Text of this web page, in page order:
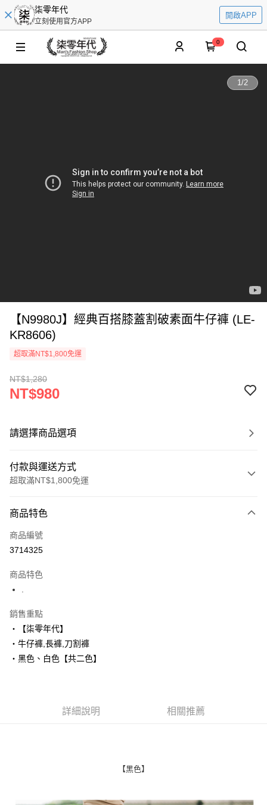
柒零年代
立刻使用官方APP
開啟APP
0
1/2
【N9980J】經典百搭膝蓋割破素面牛仔褲 (LE-
KR8606)
超取滿NT$1,800免運
NT$1,280
NT$980
請選擇商品選項
付款與運送方式
超取滿NT$1,800免運
信用卡一次付款
超商取貨付款
街口支付
悠遊付
Google Pay
AFTEE先享後付是「在收到商品之後才付款」的支付方式。 讓您購物簡單
結帳頁面，進行簡訊認證並確認金額後，即可完成結帳。
先付款後全家取貨
商品特色
商品編號
3714325
商品特色
銷售重點
‧【柒零年代】
‧牛仔褲,長褲,刀割褲
‧黑色、白色【共二色】
詳細說明 相關推薦
【黑色】